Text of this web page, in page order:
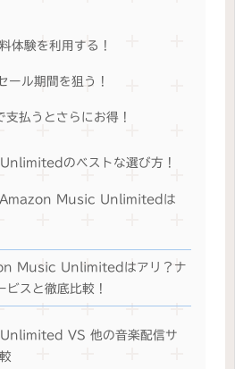
体験を利用する！
ル期間を狙う！
払うとさらにお得！
のベストな選び方！
Amazon Music Unlimitedは
Music Unlimitedはアリ？ナ
ビスと徹底比較！
VS 他の音楽配信サ